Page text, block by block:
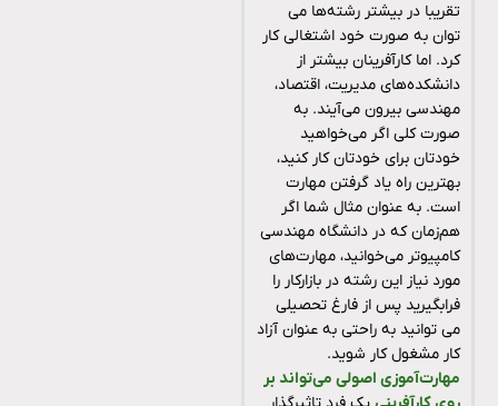
تقریبا در بیشتر رشته‌ها می
توان به صورت خود اشتغالی کار
کرد. اما کارآفرینان بیشتر از
دانشکده‌های مدیریت، اقتصاد،
مهندسی بیرون می‌آیند. به
صورت کلی اگر می‌خواهید
خودتان برای خودتان کار کنید،
بهترین راه یاد گرفتن مهارت
است. به عنوان مثال شما اگر
هم‌زمان که در دانشگاه مهندسی
کامپیوتر می‌خوانید، مهارت‌های
مورد نیاز این رشته در بازارکار را
فرابگیرید پس از فارغ تحصیلی
می توانید به راحتی به عنوان آزاد
کار مشغول کار شوید.
مهارت‌آموزی اصولی می‌تواند بر